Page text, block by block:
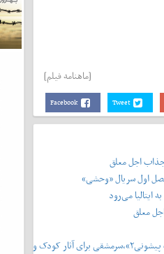
[ماهنامه فیلم]
Facebook Tweet
اجل معلق
اول سریال «وحشی»
ایتالیا می‌رود
معلق
سریال «دیو و ماه پیشونی۲»،سرمشقی برای آثار کودک و